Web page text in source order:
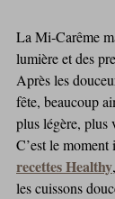
La Mi‑Carême
lumière et des
Après les
fête, beaucoup
plus légère, plus
C’est le
recettes Healthy
les cuissons